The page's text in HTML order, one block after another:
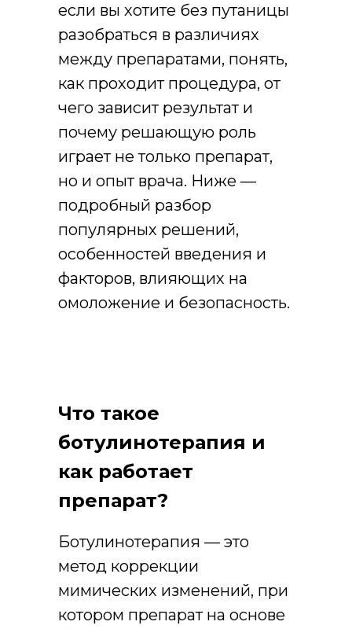
если вы хотите без путаницы
разобраться в различиях
между препаратами, понять,
как проходит процедура, от
чего зависит результат и
почему решающую роль
играет не только препарат,
но и опыт врача. Ниже —
подробный разбор
популярных решений,
особенностей введения и
факторов, влияющих на
омоложение и безопасность.
Что такое
ботулинотерапия и
как работает
препарат?
Ботулинотерапия — это
метод коррекции
мимических изменений, при
котором препарат на основе